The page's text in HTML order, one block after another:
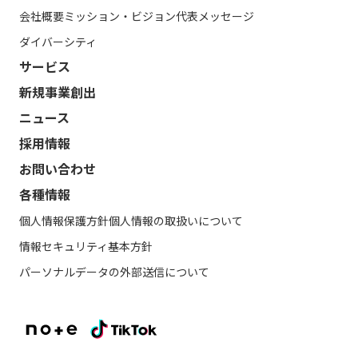
会社概要ミッション・ビジョン代表メッセージ
ダイバーシティ
サービス
新規事業創出
ニュース
採用情報
お問い合わせ
各種情報
個人情報保護方針個人情報の取扱いについて
情報セキュリティ基本方針
パーソナルデータの外部送信について